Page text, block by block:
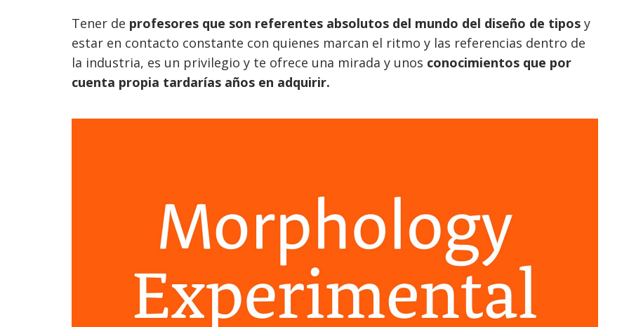
Tener de profesores que son referentes absolutos del mundo del diseño de tipos y
estar en contacto constante con quienes marcan el ritmo y las referencias dentro de
la industria, es un privilegio y te ofrece una mirada y unos conocimientos que por
cuenta propia tardarías años en adquirir.